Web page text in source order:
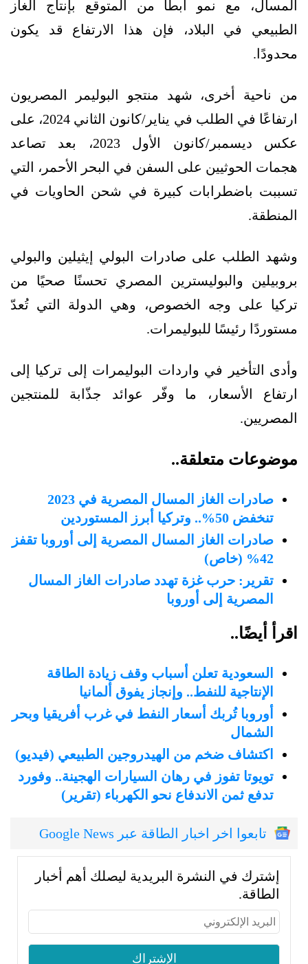
المسال، مع نمو أبطأ من المتوقع بإنتاج الغاز
الطبيعي في البلاد، فإن هذا الارتفاع قد يكون
محدودًا.
من ناحية أخرى، شهد منتجو البوليمر المصريون
ارتفاعًا في الطلب في يناير/كانون الثاني 2024، على
عكس ديسمبر/كانون الأول 2023، بعد تصاعد
هجمات الحوثيين على السفن في البحر الأحمر، التي
تسببت باضطرابات كبيرة في شحن الحاويات في
المنطقة.
وشهد الطلب على صادرات البولي إيثيلين والبولي
بروبيلين والبوليسترين المصري تحسنًا صحيًا من
تركيا على وجه الخصوص، وهي الدولة التي تُعدّ
مستوردًا رئيسًا للبوليمرات.
وأدى التأخير في واردات البوليمرات إلى تركيا إلى
ارتفاع الأسعار، ما وفّر عوائد جذّابة للمنتجين
المصريين.
موضوعات متعلقة..
صادرات الغاز المسال المصرية في 2023
تنخفض 50%.. وتركيا أبرز المستوردين
صادرات الغاز المسال المصرية إلى أوروبا تقفز
42% (خاص)
تقرير: حرب غزة تهدد صادرات الغاز المسال
المصرية إلى أوروبا
اقرأ أيضًا..
السعودية تعلن أسباب وقف زيادة الطاقة
الإنتاجية للنفط.. وإنجاز يفوق ألمانيا
أوروبا تُربك أسعار النفط في غرب أفريقيا وبحر
الشمال
اكتشاف ضخم من الهيدروجين الطبيعي (فيديو)
تويوتا تفوز في رهان السيارات الهجينة.. وفورد
تدفع ثمن الاندفاع نحو الكهرباء (تقرير)
تابعوا اخر اخبار الطاقة عبر Google News
إشترك في النشرة البريدية ليصلك أهم أخبار
الطاقة.